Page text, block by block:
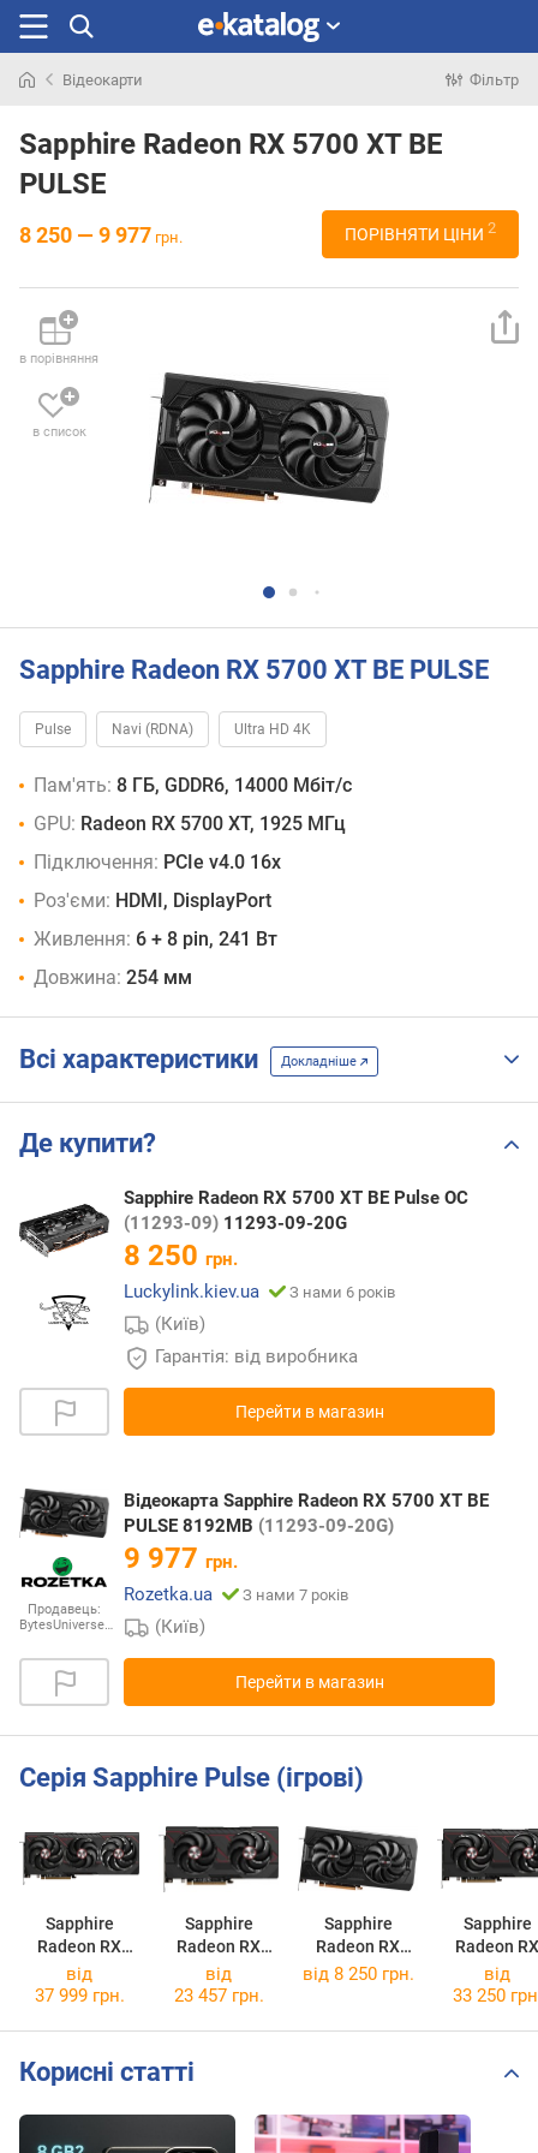
раніше
Відеокарти Фільтр
Sapphire Radeon RX 5700 XT BE
PULSE
8 250 — 9 977 грн. ПОРІВНЯТИ ЦІНИ 2
в порівняння
в список
Sapphire Radeon RX 5700 XT BE PULSE
Pulse Navi (RDNA) Ultra HD 4K
Пам'ять: 8 ГБ, GDDR6, 14000 Мбіт/с
GPU: Radeon RX 5700 XT, 1925 МГц
Підключення: PCIe v4.0 16x
Роз'єми: HDMI, DisplayPort
Живлення: 6 + 8 pin, 241 Вт
Довжина: 254 мм
Всі характеристики Докладніше
Де купити?
Sapphire Radeon RX 5700 XT BE Pulse OC
(11293-09) 11293-09-20G
8 250 грн.
Luckylink.kiev.ua
З нами 6 років
(Київ)
Гарантія: від виробника
Перейти в магазин
Продавець:
BytesUniverse…
Відеокарта Sapphire Radeon RX 5700 XT BE
PULSE 8192MB (11293-09-20G)
9 977 грн.
Rozetka.ua
З нами 7 років
(Київ)
Перейти в магазин
Серія Sapphire Pulse (ігрові)
Sapphire
Radeon RX
9070 XT PULSE
Sapphire
Radeon RX
9060 XT PULSE
16GB
Sapphire
Radeon RX
5700 XT BE
Sapphire
Radeon RX
9070
від
37 999 грн.
від
23 457 грн.
від 8 250 грн.
від
33 250
Корисні статті